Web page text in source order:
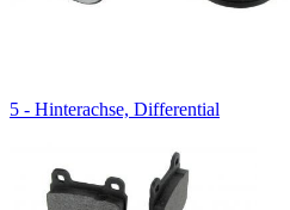
5 - Hinterachse, Differential